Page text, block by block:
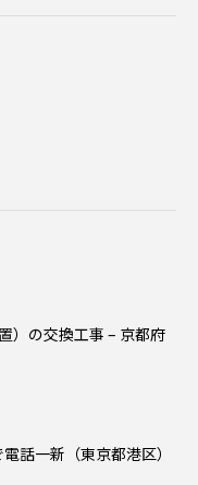
）の交換工事 – 京都府
話一新（東京都港区）